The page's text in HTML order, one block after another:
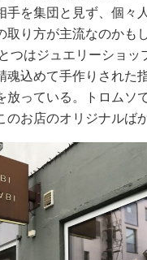
手を集団と見ず、個々
取り方が主流なのかも
つはジュエリーショッ
魂込めて手作りされた
放っている。トロムソ
のお店のオリジナルば